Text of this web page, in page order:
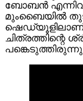
ബോബന്‍
മുംബൈയിൽ
ചിത്രത്തിന്റെ